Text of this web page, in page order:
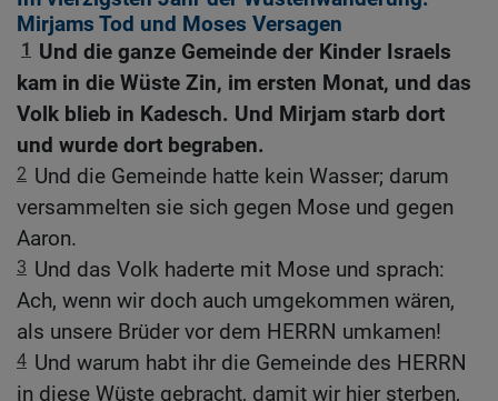
Mirjams Tod und Moses Versagen
1
Und die ganze Gemeinde der Kinder Israels
kam in die Wüste Zin, im ersten Monat, und das
Volk blieb in Kadesch. Und Mirjam starb dort
und wurde dort begraben.
2 Und die Gemeinde hatte kein Wasser; darum
versammelten sie sich gegen Mose und gegen
Aaron.
3 Und das Volk haderte mit Mose und sprach:
Ach, wenn wir doch auch umgekommen wären,
als unsere Brüder vor dem HERRN umkamen!
4 Und warum habt ihr die Gemeinde des HERRN
in diese Wüste gebracht, damit wir hier sterben,